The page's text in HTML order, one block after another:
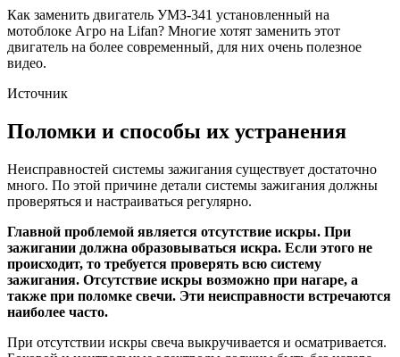
Как заменить двигатель УМЗ-341 установленный на
мотоблоке Агро на Lifan? Многие хотят заменить этот
двигатель на более современный, для них очень полезное
видео.
Источник
Поломки и способы их устранения
Неисправностей системы зажигания существует достаточно
много. По этой причине детали системы зажигания должны
проверяться и настраиваться регулярно.
Главной проблемой является отсутствие искры. При
зажигании должна образовываться искра. Если этого не
происходит, то требуется проверять всю систему
зажигания. Отсутствие искры возможно при нагаре, а
также при поломке свечи. Эти неисправности встречаются
наиболее часто.
При отсутствии искры свеча выкручивается и осматривается.